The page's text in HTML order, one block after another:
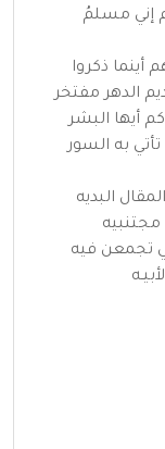
إني مسلمُ
ذكروا
الدهر مفتخر
أيها البشر
به السور
البديه
مجتنبيه
تجمعن فيه